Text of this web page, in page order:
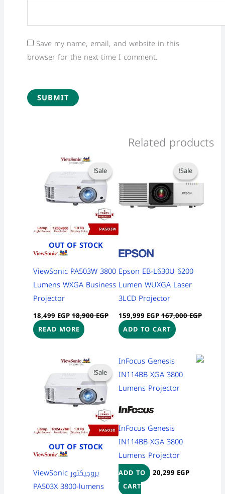
Save my name, email, and website in this
browser for the next time I comment.
Related products
Sale!
Sale!
Epson EB-L630U 6200
Lumen WUXGA Laser
3LCD Projector
167,000EGP
167,000 EGP.
159,999 EGP
price
is:
159,999 EGP.
ADD TO CART
Sale!
OUT OF STOCK
Sale!
ViewSonic PA503W 3800
Lumens WXGA Business
Projector
18,900EGP
Original
price
was:
18,900 EGP.
18,499 EGP
READ MORE
InFocus Genesis
IN114BB XGA 3800
Lumens Projector
20,299 EGP
ADD TO
CART
Sale!
OUT OF STOCK
Sale!
بروجيكتور ViewSonic
PA503X 3800-lumens
Original
price
was:
17,300 EGP.